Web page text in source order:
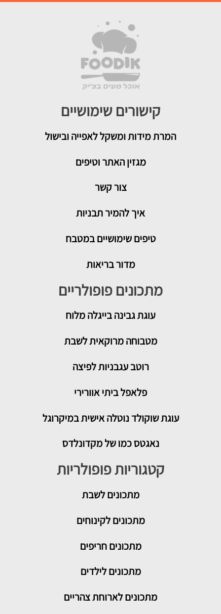
קישורים שימושיים
המרת מידות ומשקל לאפייה ובישול
מגזין האתר וטיפים
צור קשר
איך להמיר תבניות
טיפים שימושיים במטבח
מדור בריאות
מתכונים פופולריים
עוגת גבינה בייגלה מלוח
מטבוחה מרוקאית לשבת
רוטב עגבניות לפיצה
פלאפל ביתי אוורירי
עוגת שוקולד נוטלה אישית במיקרוגל
נאגטס כמו של מקדונלדס
קטגוריות פופולריות
מתכוניםלשבת
מתכונים לקינוחים
מתכונים חריפים
מתכונים לילדים
מתכונים לארוחת צהריים